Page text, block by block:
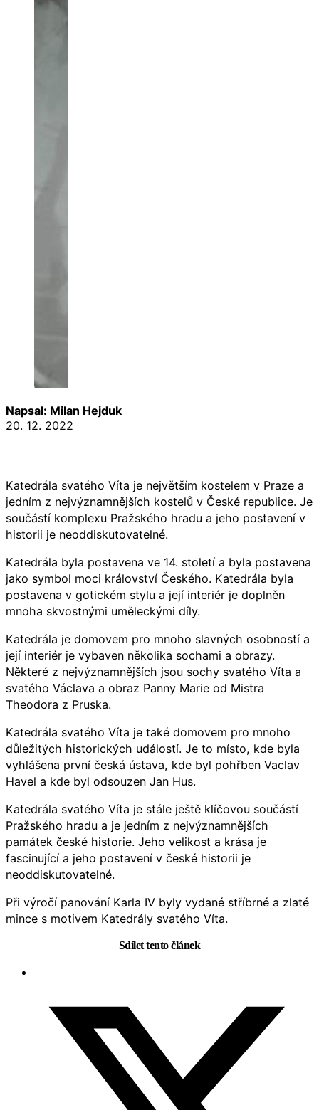
Napsal: Milan Hejduk
20. 12. 2022
Katedrála svatého Víta je největším kostelem v Praze a
jedním z nejvýznamnějších kostelů v České republice. Je
součástí komplexu Pražského hradu a jeho postavení v
historii je neoddiskutovatelné.
Katedrála byla postavena ve 14. století a byla postavena
jako symbol moci království Českého. Katedrála byla
postavena v gotickém stylu a její interiér je doplněn
mnoha skvostnými uměleckými díly.
Katedrála je domovem pro mnoho slavných osobností a
její interiér je vybaven několika sochami a obrazy.
Některé z nejvýznamnějších jsou sochy svatého Víta a
svatého Václava a obraz Panny Marie od Mistra
Theodora z Pruska.
Katedrála svatého Víta je také domovem pro mnoho
důležitých historických událostí. Je to místo, kde byla
vyhlášena první česká ústava, kde byl pohřben Vaclav
Havel a kde byl odsouzen Jan Hus.
Katedrála svatého Víta je stále ještě klíčovou součástí
Pražského hradu a je jedním z nejvýznamnějších
památek české historie. Jeho velikost a krása je
fascinující a jeho postavení v české historii je
neoddiskutovatelné.
Při výročí panování Karla IV byly vydané stříbrné a zlaté
mince s motivem Katedrály svatého Víta.
Sdílet tento článek